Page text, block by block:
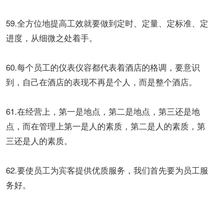
59.全方位地提高工效就要做到定时、定量、定标准、定
进度，从细微之处着手。
60.每个员工的仪表仪容都代表着酒店的格调，要意识
到，自己在酒店的表现不再是个人，而是整个酒店。
61.在经营上，第一是地点，第二是地点，第三还是地
点，而在管理上第一是人的素质，第二是人的素质，第
三还是人的素质。
62.要使员工为宾客提供优质服务，我们首先要为员工服
务好。